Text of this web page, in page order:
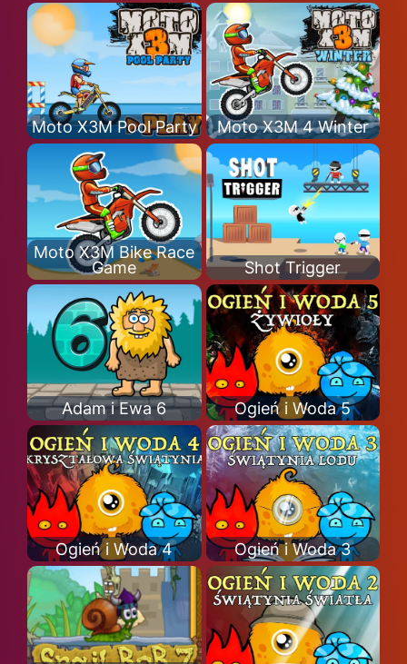
Moto X3M Pool Party Moto X3M 4 Winter
Moto X3M Bike Race
Game
Shot Trigger
Adam i Ewa 6 Ogień i Woda 5
Ogień i Woda 4 Ogień i Woda 3